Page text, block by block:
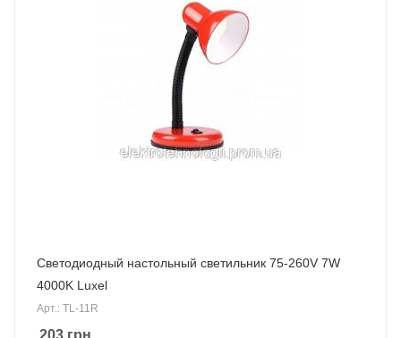
Светодиодный настольный светильник 75-260V 7W
4000K Luxel
Арт.: TL-11R
203 грн.